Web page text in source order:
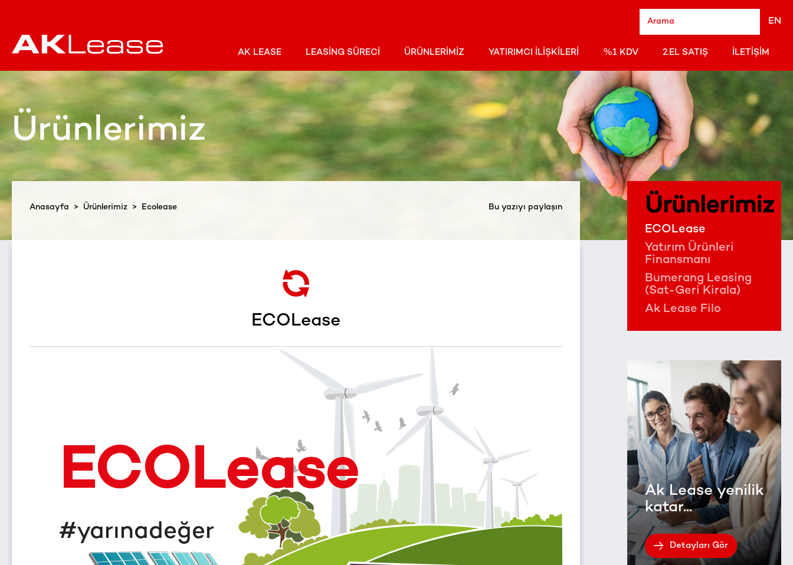
EN
AK LEASE LEASING SÜRECI ÜRÜNLERIMIZ YATIRIMCI İLIŞKILERI %1 KDV 2.EL SATIŞ İLETIŞIM
Ürünlerimiz
Anasayfa > Ürünlerimiz > Ecolease Bu yazıyı paylaşın
ECOLease
ECOLease
#yarınadeğer
Ürünlerimiz
ECOLease
Yatırım Ürünleri
Finansmanı
Bumerang Leasing
(Sat-Geri Kirala)
Ak Lease Filo
Ak Lease yenilik
katar...
Detayları Gör